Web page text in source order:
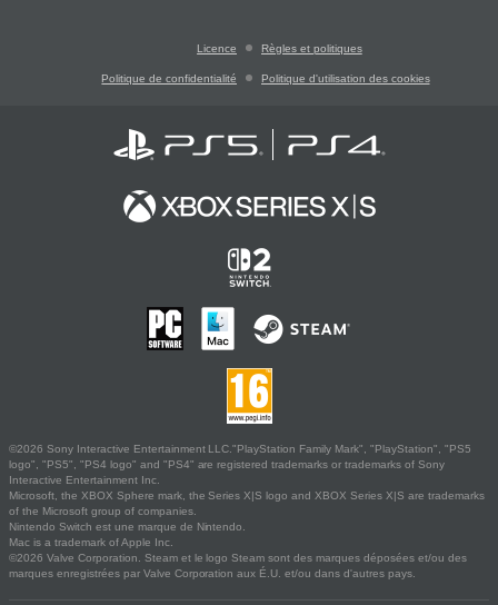
Licence Règles et politiques
Politique de confidentialité Politique d'utilisation des cookies
©2026 Sony Interactive Entertainment LLC."PlayStation Family Mark", "PlayStation", "PS5
logo", "PS5", "PS4 logo" and "PS4" are registered trademarks or trademarks of Sony
Interactive Entertainment Inc.
Microsoft, the XBOX Sphere mark, the Series X|S logo and XBOX Series X|S are trademarks
of the Microsoft group of companies.
Nintendo Switch est une marque de Nintendo.
Mac is a trademark of Apple Inc.
©2026 Valve Corporation. Steam et le logo Steam sont des marques déposées et/ou des
marques enregistrées par Valve Corporation aux É.U. et/ou dans d'autres pays.